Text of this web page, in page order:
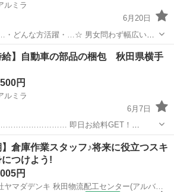
ルミラ
6月20日
ているので 『工場って休みがな...
スタッフ
給】自動車の部品の梱包 秋田県横手
円
ルミラ
6月7日
日でも 早くお金が欲しい方には 嬉しい制度ですよね！ ...
時給
】倉庫作業スタッフ♪将来に役立つスキ
つけよう!
円
株式会社ヤマダデンキ 秋田物流配工センター(アルバイト/92.短期(倉庫系))W1790/A1042